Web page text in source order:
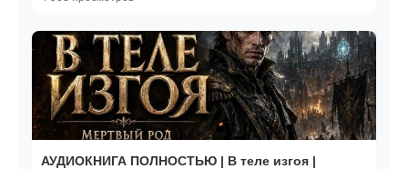
АУДИОКНИГА ПОЛНОСТЬЮ | В теле изгоя |